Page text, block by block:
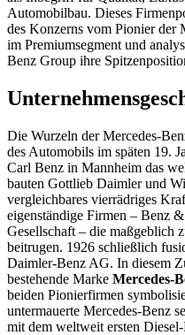
Automobilbau. Dieses
des Konzerns vom Pionier
im Premiumsegment und
Benz Group ihre
Die Wurzeln der Mercedes-
des Automobils im späten 19.
Carl Benz in Mannheim das
bauten Gottlieb Daimler und
vergleichbares vierrädriges
eigenständige Firmen – Benz
Gesellschaft – die maßgeblich
beitrugen. 1926 schließlich
Daimler-Benz AG. In diesem
bestehende Marke Mercedes-
beiden Pionierfirmen
untermauerte Mercedes-Benz
mit dem weltweit ersten